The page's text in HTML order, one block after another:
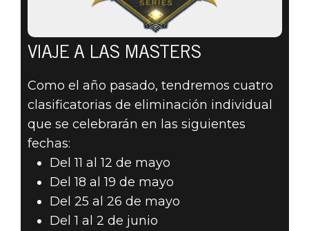
VIAJE A LAS MASTERS
Como el año pasado, tendremos cuatro
clasificatorias de eliminación individual
que se celebrarán en las siguientes
fechas:
Del 11 al 12 de mayo
Del 18 al 19 de mayo
Del 25 al 26 de mayo
Del 1 al 2 de junio